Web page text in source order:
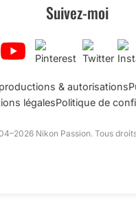
Suivez-moi
& autorisations
légalesPolitique de
Nikon Passion. Tous